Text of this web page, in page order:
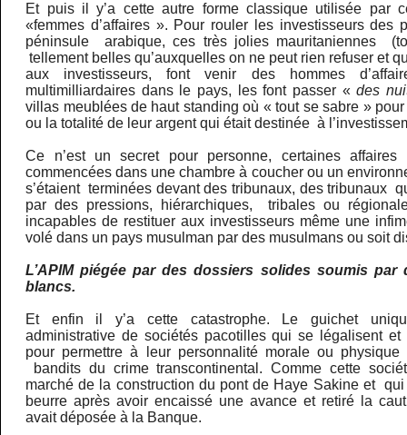
Et puis il y’a cette autre forme classique utilisée par
«femmes d’affaires ». Pour rouler les investisseurs des
péninsule arabique, ces très jolies mauritaniennes
tellement belles qu’auxquelles on ne peut rien refuser et
aux investisseurs, font venir des hommes
multimilliardaires dans le pays, les font passer «des
villas meublées de haut standing où « tout se sabre »
ou la totalité de leur argent qui était destinée à
Ce n’est un secret pour personne, certaines
commencées dans une chambre à coucher ou un
s’étaient terminées devant des tribunaux, des tribunaux
par des pressions, hiérarchiques, tribales ou
incapables de restituer aux investisseurs même une
volé dans un pays musulman par des musulmans ou soit
L’APIM piégée par des dossiers solides soumis
blancs.
Et enfin il y’a cette catastrophe. Le guichet
administrative de sociétés pacotilles qui se légalisent
pour permettre à leur personnalité morale ou
bandits du crime transcontinental. Comme cette
marché de la construction du pont de Haye Sakine et
beurre après avoir encaissé une avance et retiré la
avait déposée à la Banque.